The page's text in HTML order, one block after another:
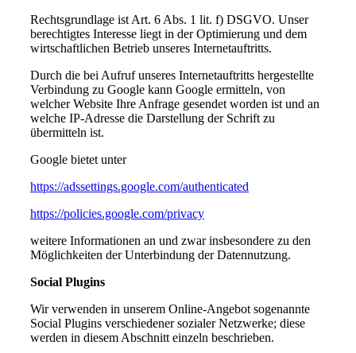
Rechtsgrundlage ist Art. 6 Abs. 1 lit. f) DSGVO. Unser
berechtigtes Interesse liegt in der Optimierung und dem
wirtschaftlichen Betrieb unseres Internetauftritts.
Durch die bei Aufruf unseres Internetauftritts hergestellte
Verbindung zu Google kann Google ermitteln, von
welcher Website Ihre Anfrage gesendet worden ist und an
welche IP-Adresse die Darstellung der Schrift zu
übermitteln ist.
Google bietet unter
https://adssettings.google.com/authenticated
https://policies.google.com/privacy
weitere Informationen an und zwar insbesondere zu den
Möglichkeiten der Unterbindung der Datennutzung.
Social Plugins
Wir verwenden in unserem Online-Angebot sogenannte
Social Plugins verschiedener sozialer Netzwerke; diese
werden in diesem Abschnitt einzeln beschrieben.